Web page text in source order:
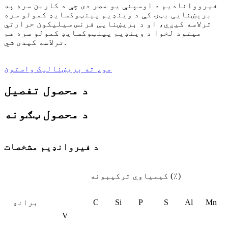
فیرووانادیم د اوسپنې یو مصر دی چې د کاربن سره په
بریښنایی بټۍ کې د وینډیم پینټوکسایډ کمولو سره
ترلاسه کیږي، او د بریښنایی فرنس سیلیکون حرارتي
میتود لخوا د وینډیم پینټوکسایډ کمولو سره هم
ترلاسه کیدی شي.
موږ ته بریښنالیک واستوئ
د محصول تفصیل
د محصول ټګونه
د فیروانډیم مشخصات
برانډ
کیمیاوي ترکیبونه (٪)
V
C Si P S Al Mn